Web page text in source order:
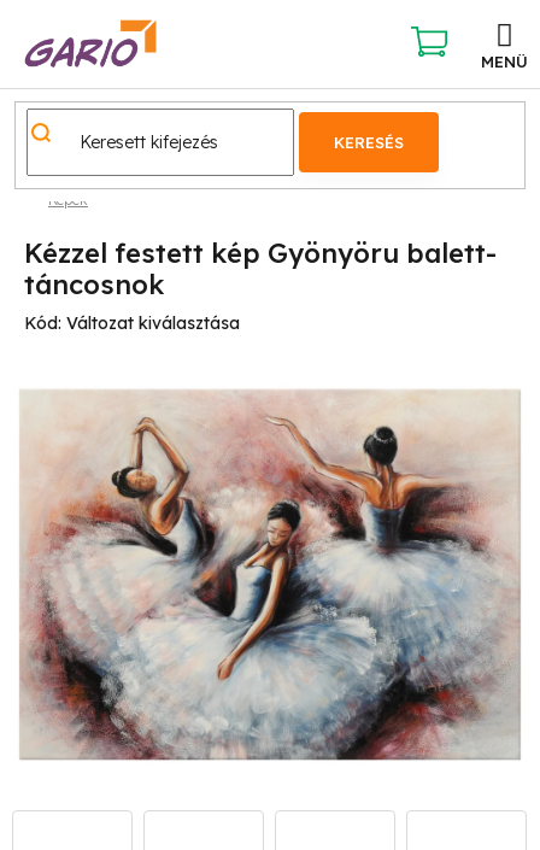
KERESÉS
KOSÁR
Képek
Kézzel festett kép Gyönyöru balett-
táncosnok
Kód: Változat kiválasztása